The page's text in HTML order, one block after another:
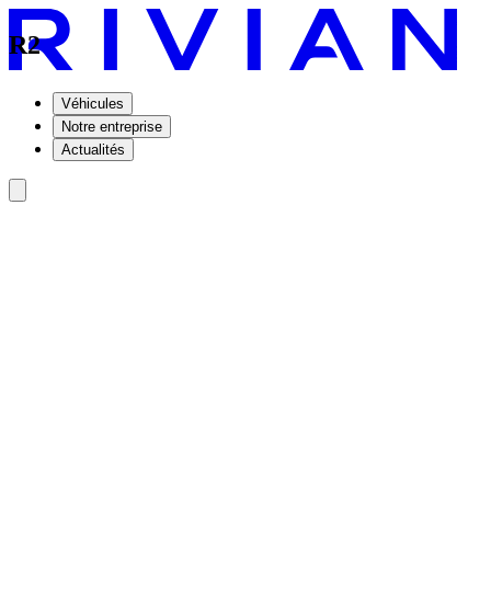
Véhicules
Notre entreprise
Actualités
R2